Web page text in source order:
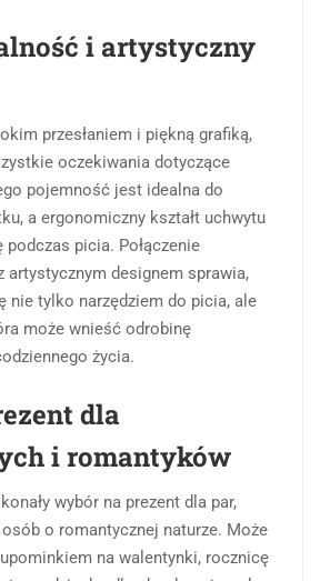
i artystyczny
przesłaniem i piękną grafiką,
oczekiwania dotyczące
pojemność jest idealna do
a ergonomiczny kształt uchwytu
podczas picia. Połączenie
designem sprawia,
nie tylko narzędziem do picia, ale
może wnieść odrobinę
życia.
dla
i romantyków
wybór na prezent dla par,
o romantycznej naturze. Może
na walentynki, rocznicę